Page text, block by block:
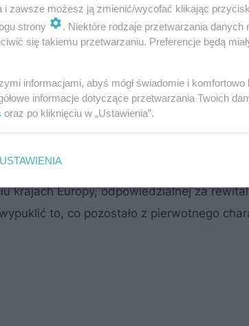
które obok wygody, szukają czegoś
nieszablonowych przestrzeni,
na klatkach schodowych i fasadzie
mieszkaniach”
Asset Management, firmy zarządzającej
krajach Europy, odpowiedzialnej za
to, co pozostało z pierwotnego
i zawsze możesz ją zmienić/wycofać klikając
strony
. Niektóre rodzaje przetwarzania
się takiemu przetwarzaniu. Preferencje będą
informacjami, abyś mógł świadomie i
informacje dotyczące przetwarzania Twoich
oraz po kliknięciu w „Ustawienia”.
USTAWIENIA